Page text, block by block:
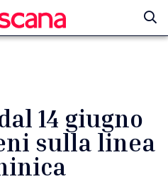
14 giugno
sulla linea